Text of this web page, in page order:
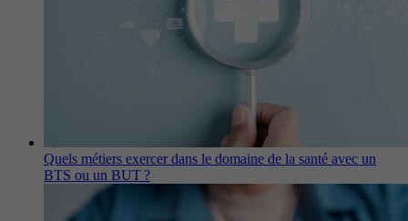
Quels métiers exercer dans le domaine de la santé avec un
BTS ou un BUT ?